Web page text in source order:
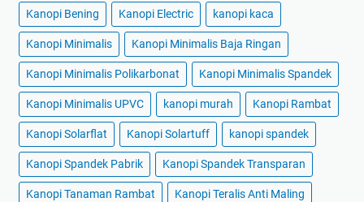
Kanopi Bening Kanopi Electric kanopi kaca
Kanopi Minimalis Kanopi Minimalis Baja Ringan
Kanopi Minimalis Polikarbonat Kanopi Minimalis Spandek
Kanopi Minimalis UPVC kanopi murah Kanopi Rambat
Kanopi Solarflat Kanopi Solartuff kanopi spandek
Kanopi Spandek Pabrik Kanopi Spandek Transparan
Kanopi Tanaman Rambat Kanopi Teralis Anti Maling